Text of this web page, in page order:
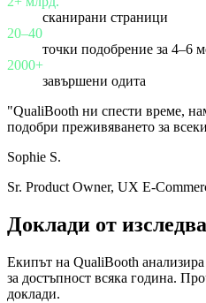
сканирани страници
20–40
точки подобрение за 4–6
2000+
завършени одита
"QualiBooth ни спести време,
подобри преживяването за
Sophie S.
Sr. Product Owner, UX E-
Доклади от
Екипът на QualiBooth
за достъпност всяка година.
доклади.